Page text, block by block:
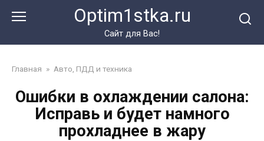
Optim1stka.ru
Сайт для Вас!
Главная » Авто, ПДД и техника
Ошибки в охлаждении салона:
Исправь и будет намного
прохладнее в жару